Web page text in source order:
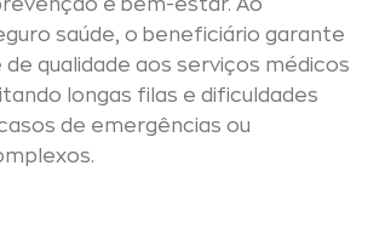
e bem-estar. Ao
saúde, o beneficiário garante
qualidade aos serviços médicos
longas filas e dificuldades
de emergências ou